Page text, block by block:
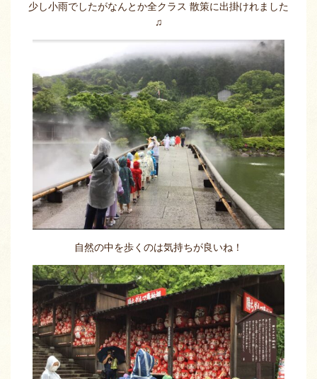
少し小雨でしたがなんとか全クラス 散策に出掛けれました
♫
自然の中を歩くのは気持ちが良いね！